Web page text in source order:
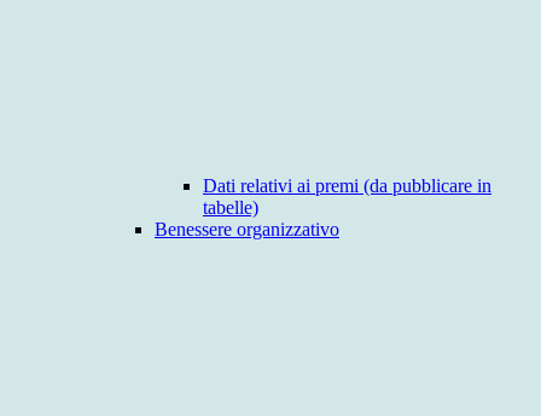
Dati relativi ai premi (da pubblicare in
tabelle)
Benessere organizzativo